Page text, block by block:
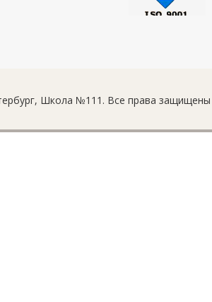
Школа №111. Все права защищены